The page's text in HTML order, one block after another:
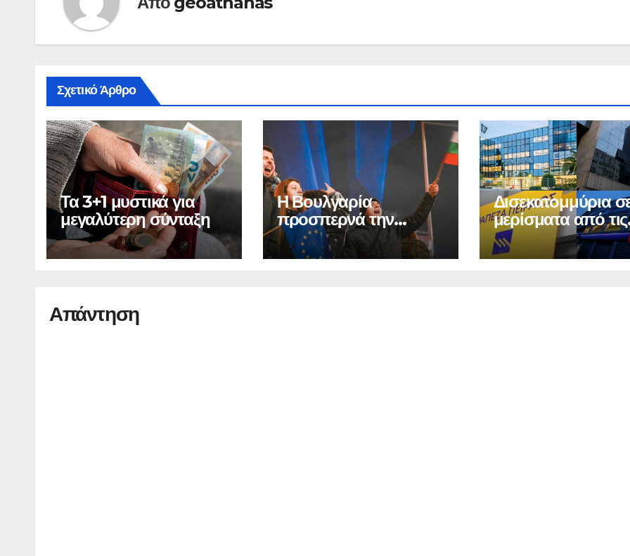
Σχετικό Άρθρο
Τα 3+1 μυστικά για
μεγαλύτερη σύνταξη
Η Βουλγαρία
προσπερνά την
Ελλάδα στην
οικονομία
Δισεκατομμύρια
μερίσματα από τις
τράπεζες
Απάντηση